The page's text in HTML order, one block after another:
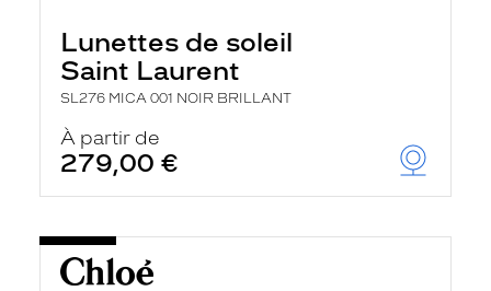
Lunettes de soleil
Saint Laurent
SL276 MICA 001 NOIR BRILLANT
À partir de
279,00 €